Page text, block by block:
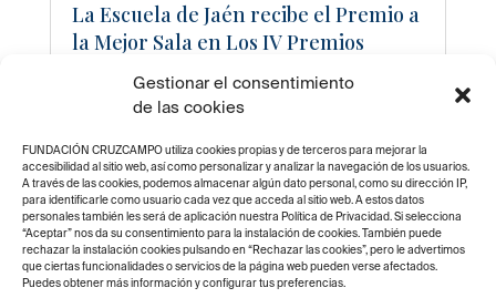
Gestionar el consentimiento
de las cookies
FUNDACIÓN CRUZCAMPO utiliza cookies propias y de terceros para mejorar la
accesibilidad al sitio web, así como personalizar y analizar la navegación de los usuarios.
A través de las cookies, podemos almacenar algún dato personal, como su dirección IP,
para identificarle como usuario cada vez que acceda al sitio web. A estos datos
personales también les será de aplicación nuestra Política de Privacidad. Si selecciona
“Aceptar” nos da su consentimiento para la instalación de cookies. También puede
rechazar la instalación cookies pulsando en “Rechazar las cookies”, pero le advertimos
que ciertas funcionalidades o servicios de la página web pueden verse afectados.
Puedes obtener más información y configurar tus preferencias.
La Escuela de Jaén recibe el Premio a
la Mejor Sala en Los IV Premios
Amigos del Santo Reino
30 enero 2017|Curso de
Técnico en Establecimientos
de Restauración,Destacados,
Escuela de Hostelería
Fundación Cruzcampo,
Escuela Hostelería Jaén,
Noticias